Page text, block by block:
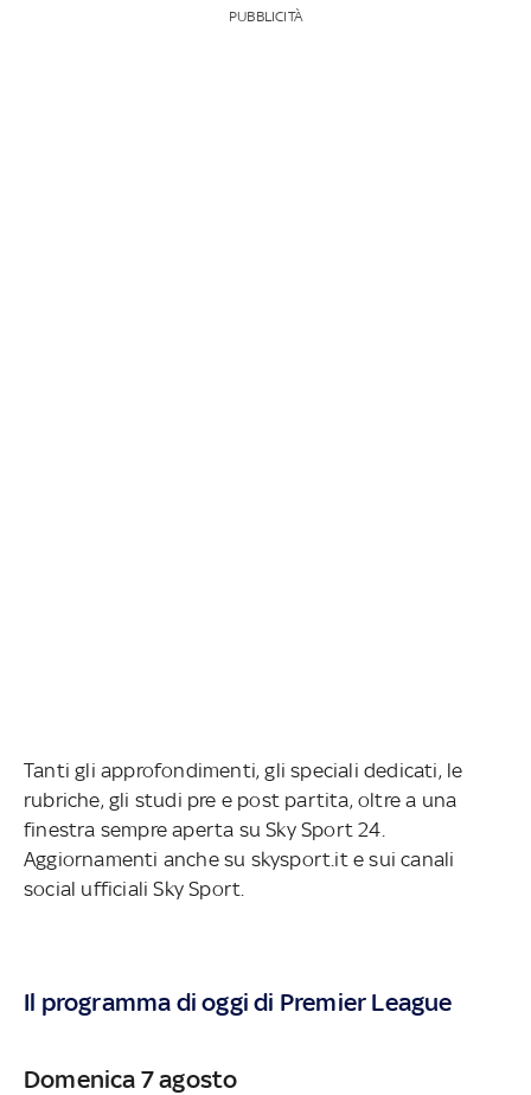
PUBBLICITÀ
Tanti gli approfondimenti, gli speciali dedicati, le
rubriche, gli studi pre e post partita, oltre a una
finestra sempre aperta su Sky Sport 24.
Aggiornamenti anche su skysport.it e sui canali
social ufficiali Sky Sport.
Il programma di oggi di Premier League
Domenica 7 agosto